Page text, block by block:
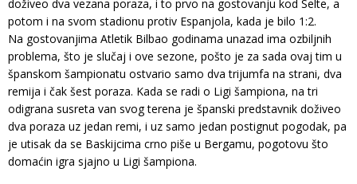
doživeo dva vezana poraza, i to prvo na gostovanju kod Selte, a
potom i na svom stadionu protiv Espanjola, kada je bilo 1:2.
Na gostovanjima Atletik Bilbao godinama unazad ima ozbiljnih
problema, što je slučaj i ove sezone, pošto je za sada ovaj tim u
španskom šampionatu ostvario samo dva trijumfa na strani, dva
remija i čak šest poraza. Kada se radi o Ligi šampiona, na tri
odigrana susreta van svog terena je španski predstavnik doživeo
dva poraza uz jedan remi, i uz samo jedan postignut pogodak, pa
je utisak da se Baskijcima crno piše u Bergamu, pogotovu što
domaćin igra sjajno u Ligi šampiona.